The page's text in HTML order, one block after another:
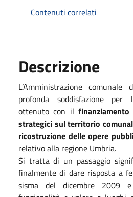
Contenuti correlati
Descrizione
L’Amministrazione comunale
profonda soddisfazione per
ottenuto con il
strategici sul territorio
ricostruzione delle opere
relativo alla regione Umbria.
Si tratta di un passaggio
finalmente di dare risposta a
sisma del dicembre 2009